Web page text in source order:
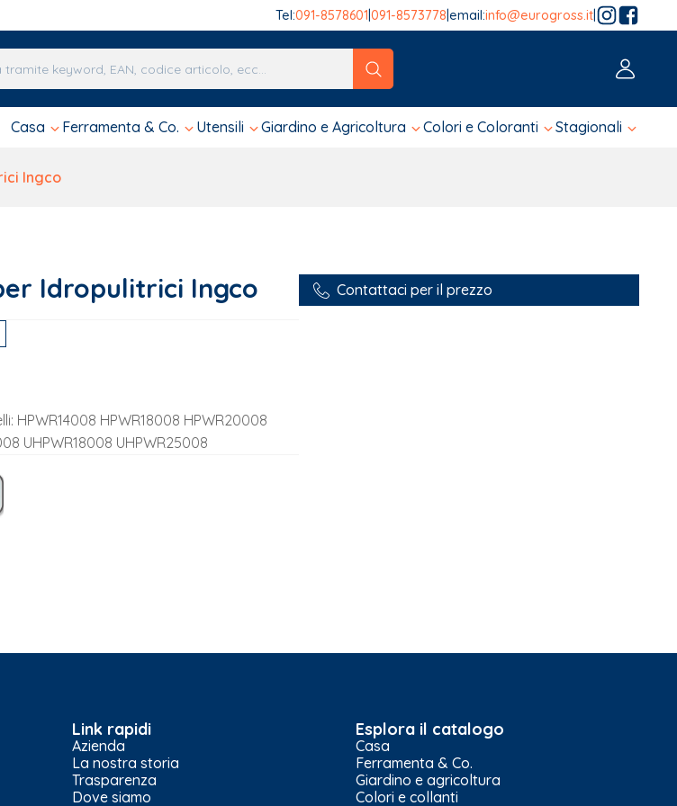
Tel:091-8578601 091-8573778 email:info@eurogross.it
Casa Ferramenta & Co. Utensili Giardino e Agricoltura Colori e Coloranti Stagionali
Ingco
Idropulitrici Ingco
HPWR14008 HPWR18008 HPWR20008
UHPWR18008 UHPWR25008
Contattaci per il prezzo
Link rapidi
Azienda
La nostra storia
Trasparenza
Dove siamo
Esplora il catalogo
Casa
Ferramenta & Co.
Giardino e agricoltura
Colori e collanti